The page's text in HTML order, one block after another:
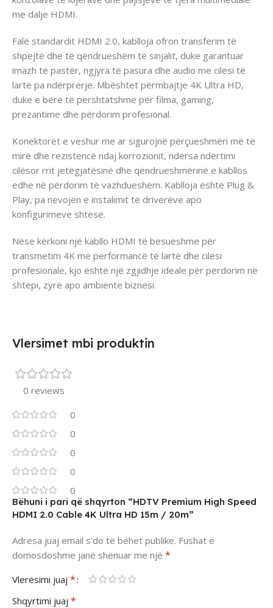
me dalje HDMI.
Falë standardit HDMI 2.0, kablloja ofron transferim të
shpejtë dhe të qëndrueshëm të sinjalit, duke garantuar
imazh të pastër, ngjyra të pasura dhe audio me cilësi të
lartë pa ndërprerje. Mbështet përmbajtje 4K Ultra HD,
duke e bërë të përshtatshme për filma, gaming,
prezantime dhe përdorim profesional.
Konektorët e veshur me ar sigurojnë përçueshmëri më të
mirë dhe rezistencë ndaj korrozionit, ndërsa ndërtimi
cilësor rrit jetëgjatësinë dhe qëndrueshmërinë e kabllos
edhe në përdorim të vazhdueshëm. Kablloja është Plug &
Play, pa nevojën e instalimit të driverëve apo
konfigurimeve shtesë.
Nëse kërkoni një kabllo HDMI të besueshme për
transmetim 4K me performancë të lartë dhe cilësi
profesionale, kjo është një zgjidhje ideale për përdorim në
shtëpi, zyrë apo ambiente biznesi.
Vlersimet mbi produktin
0 reviews
0
0
0
0
0
Bëhuni i pari që shqyrton “HDTV Premium High Speed
HDMI 2.0 Cable 4K Ultra HD 15m / 20m”
Adresa juaj email s’do të bëhet publike. Fushat e
domosdoshme janë shënuar me një *
Vlerësimi juaj *
Shqyrtimi juaj *